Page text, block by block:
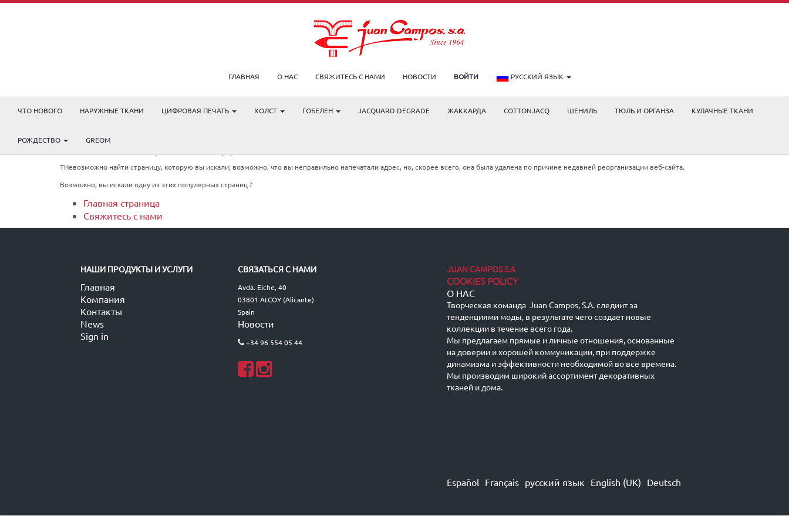
ГЛАВНАЯ О НАС СВЯЖИТЕСЬ С НАМИ НОВОСТИ ВОЙТИ РУССКИЙ ЯЗЫК
ЧТО НОВОГО НАРУЖНЫЕ ТКАНИ ЦИФРОВАЯ ПЕЧАТЬ ХОЛСТ ГОБЕЛЕН JACQUARD DEGRADE ЖАККАРДА COTTONJACQ ШЕНИЛЬ ТЮЛЬ И ОРГАНЗА КУЛАЧНЫЕ ТКАНИ
РОЖДЕСТВО GREOM
404: СТРАНИЦА НЕ НАЙДЕНА!
TНевозможно найти страницу, которую вы искали; возможно, что вы неправильно напечатали адрес, но, скорее всего, она была удалена по причине недавней реорганизации веб-сайта.
Возможно, вы искали одну из этих популярных страниц ?
Главная страница
Свяжитесь с нами
НАШИ ПРОДУКТЫ И УСЛУГИ
Главная
Компания
Контакты
News
Sign in
СВЯЗАТЬСЯ С НАМИ
Avda. Elche, 40
03801 ALCOY (Alicante)
Spain
Новости
+34 96 554 05 44
JUAN CAMPOS S.A
COOKIES POLICY
О НАС -
Творческая команда Juan Campos, S.A. следиит за
тенденциями моды, в результате чего создает новые
коллекции в течение всего года.
Мы предлагаем прямые и личные отношения, основанные
на доверии и хорошей коммуникации, при поддержке
динамизма и эффективности необходимой во все времена.
Мы производим широкий ассортимент декоративных
тканей и дома.
Español Français русский язык English (UK) Deutsch